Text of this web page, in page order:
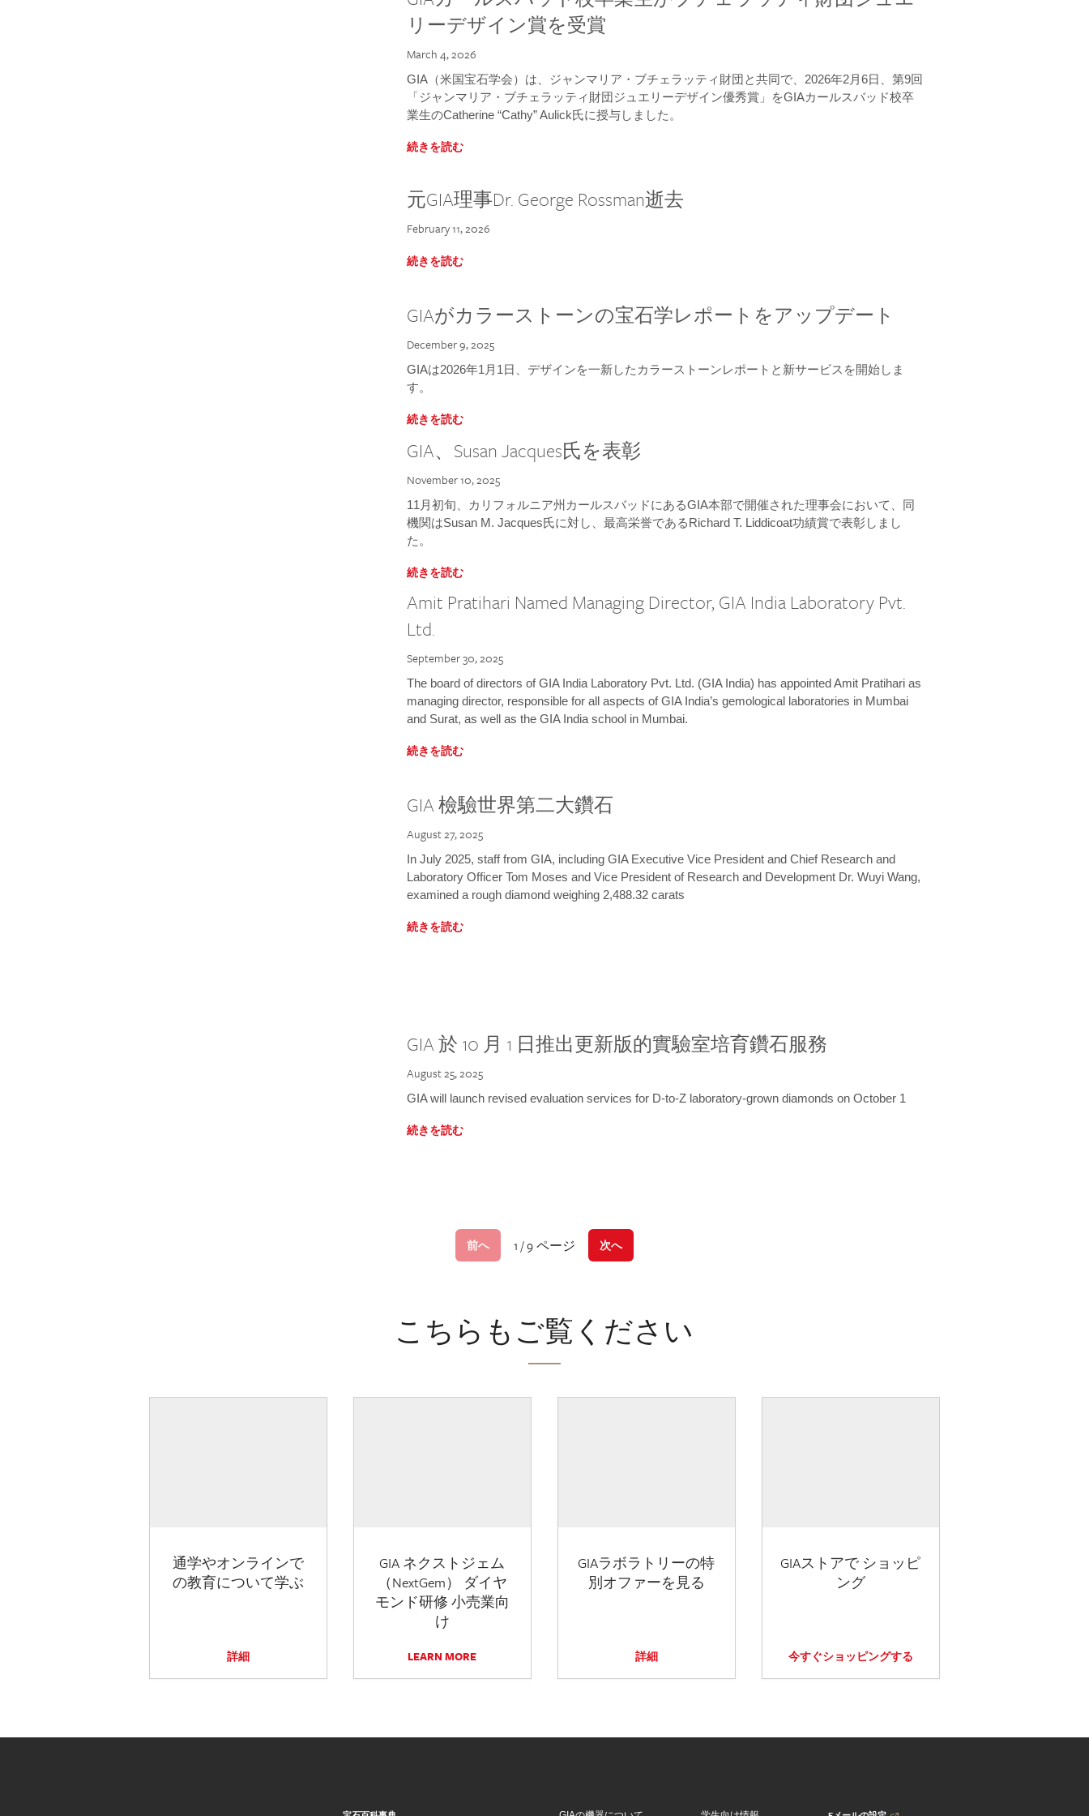
リーデザイン賞を受賞
March 4, 2026
GIA（米国宝石学会）は、ジャンマリア・ブチェラッティ財団と共同で、2026年2月6日、第9回
「ジャンマリア・ブチェラッティ財団ジュエリーデザイン優秀賞」をGIAカールスバッド校卒
業生のCatherine “Cathy” Aulick氏に授与しました。
続きを読む
元GIA理事Dr. George Rossman逝去
February 11, 2026
続きを読む
GIAがカラーストーンの宝石学レポートをアップデート
December 9, 2025
GIAは2026年1月1日、デザインを一新したカラーストーンレポートと新サービスを開始しま
す。
続きを読む
GIA、Susan Jacques氏を表彰
November 10, 2025
11月初旬、カリフォルニア州カールスバッドにあるGIA本部で開催された理事会において、同
機関はSusan M. Jacques氏に対し、最高栄誉であるRichard T. Liddicoat功績賞で表彰しまし
た。
続きを読む
Amit Pratihari Named Managing Director, GIA India Laboratory Pvt.
Ltd.
September 30, 2025
The board of directors of GIA India Laboratory Pvt. Ltd. (GIA India) has appointed Amit Pratihari as
managing director, responsible for all aspects of GIA India’s gemological laboratories in Mumbai
and Surat, as well as the GIA India school in Mumbai.
続きを読む
GIA 檢驗世界第二大鑽石
August 27, 2025
In July 2025, staff from GIA, including GIA Executive Vice President and Chief Research and
Laboratory Officer Tom Moses and Vice President of Research and Development Dr. Wuyi Wang,
examined a rough diamond weighing 2,488.32 carats
続きを読む
GIA 於 10 月 1 日推出更新版的實驗室培育鑽石服務
August 25, 2025
GIA will launch revised evaluation services for D-to-Z laboratory-grown diamonds on October 1
続きを読む
前へ 1 / 9 ページ 次へ
こちらもご覧ください
通学やオンラインで
の教育について学ぶ
詳細
GIA ネクストジェム
（NextGem） ダイヤ
モンド研修 小売業向
け
LEARN MORE
GIAラボラトリーの特
別オファーを見る
詳細
GIAストアで ショッピ
ング
今すぐショッピングする